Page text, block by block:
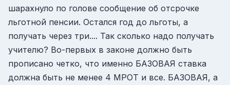
шарахнуло по голове сообщение об отсрочке
льготной пенсии. Остался год до льготы, а
получать через три.... Так сколько надо получать
учителю? Во-первых в законе должно быть
прописано четко, что именно БАЗОВАЯ ставка
должна быть не менее 4 МРОТ и все. БАЗОВАЯ, а